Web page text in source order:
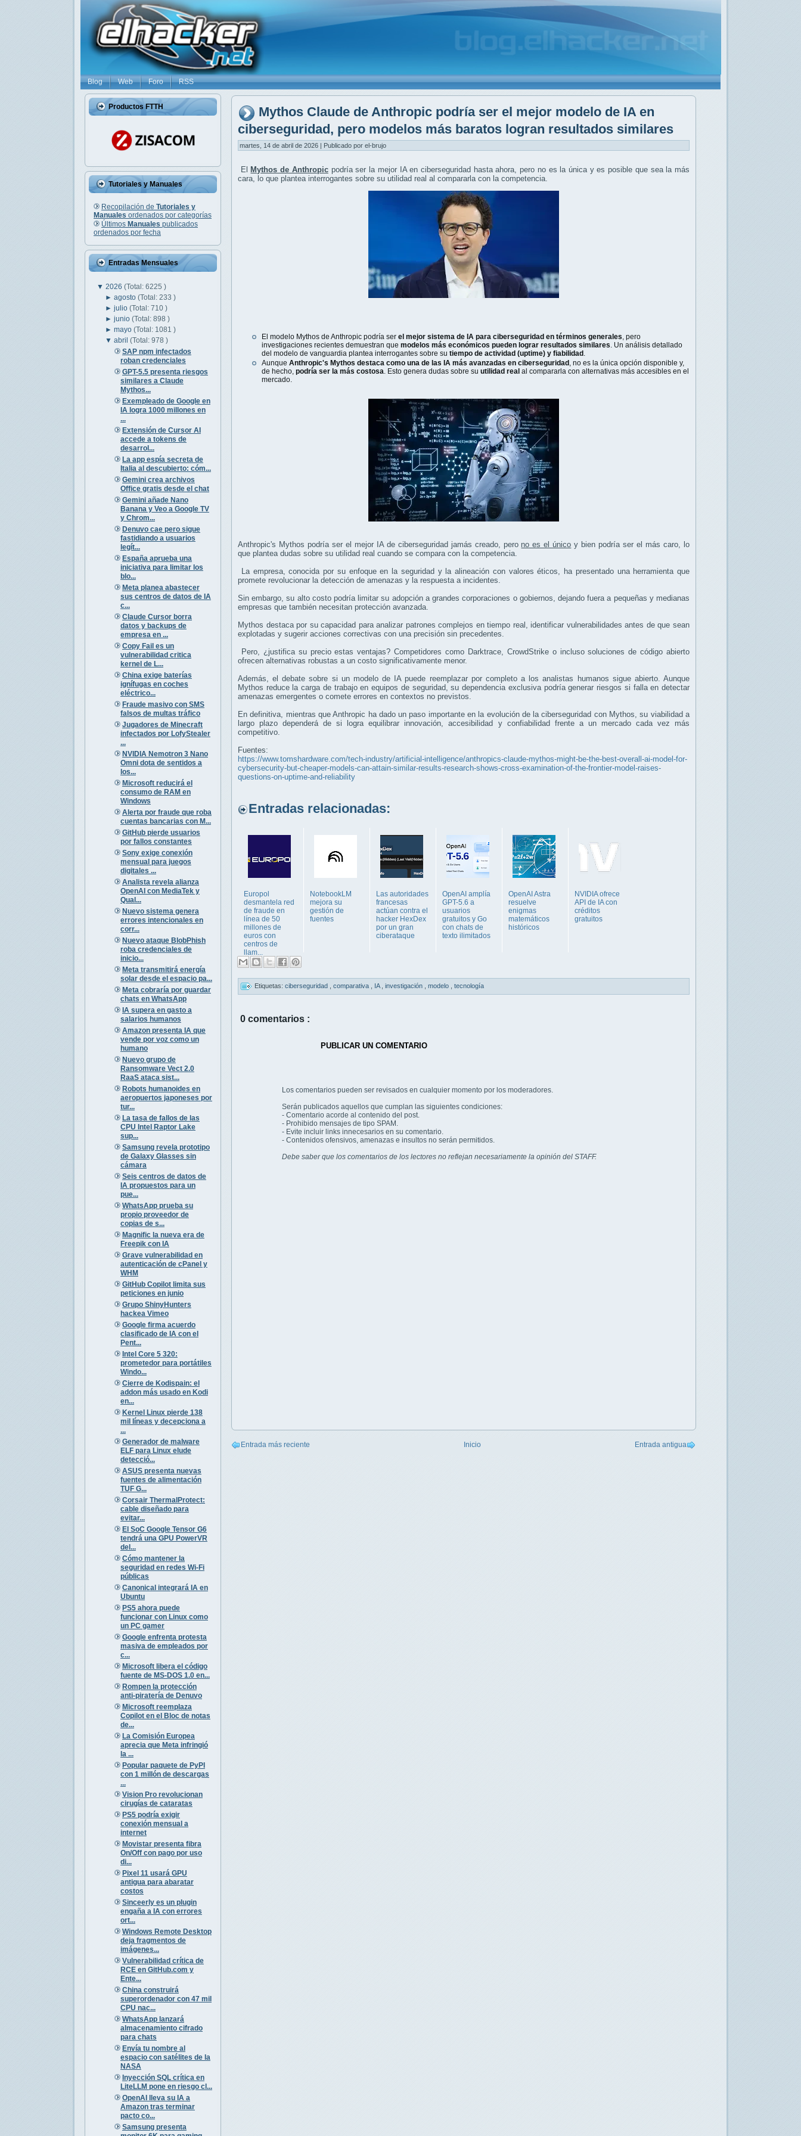
Blog Web Foro RSS
Productos FTTH
Tutoriales y Manuales
Recopilación de Tutoriales y
Manuales ordenados por categorías
Últimos Manuales publicados
ordenados por fecha
Entradas Mensuales
▼ 2026 (Total: 6225 )
►agosto(Total: 233 )
►julio(Total: 710 )
►junio(Total: 898 )
►mayo(Total: 1081 )
▼abril(Total: 978 )
SAP npm infectados
roban credenciales
GPT-5.5 presenta riesgos
similares a Claude
Mythos...
Exempleado de Google en
IA logra 1000 millones en
...
Extensión de Cursor AI
accede a tokens de
desarrol...
La app espía secreta de
Italia al descubierto: cóm...
Gemini crea archivos
Office gratis desde el chat
Gemini añade Nano
Banana y Veo a Google TV
y Chrom...
Denuvo cae pero sigue
fastidiando a usuarios
legít...
España aprueba una
iniciativa para limitar los
blo...
Meta planea abastecer
sus centros de datos de IA
c...
Claude Cursor borra
datos y backups de
empresa en ...
Copy Fail es un
vulnerabilidad critica
kernel de L...
China exige baterías
ignífugas en coches
eléctrico...
Fraude masivo con SMS
falsos de multas tráfico
Jugadores de Minecraft
infectados por LofyStealer
...
NVIDIA Nemotron 3 Nano
Omni dota de sentidos a
los...
Microsoft reducirá el
consumo de RAM en
Windows
Alerta por fraude que roba
cuentas bancarias con M...
GitHub pierde usuarios
por fallos constantes
Sony exige conexión
mensual para juegos
digitales ...
Analista revela alianza
OpenAI con MediaTek y
Qual...
Nuevo sistema genera
errores intencionales en
corr...
Nuevo ataque BlobPhish
roba credenciales de
inicio...
Meta transmitirá energía
solar desde el espacio pa...
Meta cobraría por guardar
chats en WhatsApp
IA supera en gasto a
salarios humanos
Amazon presenta IA que
vende por voz como un
humano
Nuevo grupo de
Ransomware Vect 2.0
RaaS ataca sist...
Robots humanoides en
aeropuertos japoneses por
tur...
La tasa de fallos de las
CPU Intel Raptor Lake
sup...
Samsung revela prototipo
de Galaxy Glasses sin
cámara
Seis centros de datos de
IA propuestos para un
pue...
WhatsApp prueba su
propio proveedor de
copias de s...
Magnific la nueva era de
Freepik con IA
Grave vulnerabilidad en
autenticación de cPanel y
WHM
GitHub Copilot limita sus
peticiones en junio
Grupo ShinyHunters
hackea Vimeo
Google firma acuerdo
clasificado de IA con el
Pent...
Intel Core 5 320:
prometedor para portátiles
Windo...
Cierre de Kodispain: el
addon más usado en Kodi
en...
Kernel Linux pierde 138
mil líneas y decepciona a
...
Generador de malware
ELF para Linux elude
detecció...
ASUS presenta nuevas
fuentes de alimentación
TUF G...
Corsair ThermalProtect:
cable diseñado para
evitar...
El SoC Google Tensor G6
tendrá una GPU PowerVR
del...
Cómo mantener la
seguridad en redes Wi-Fi
públicas
Canonical integrará IA en
Ubuntu
PS5 ahora puede
funcionar con Linux como
un PC gamer
Google enfrenta protesta
masiva de empleados por
c...
Microsoft libera el código
fuente de MS-DOS 1.0 en...
Rompen la protección
anti-piratería de Denuvo
Microsoft reemplaza
Copilot en el Bloc de notas
de...
La Comisión Europea
aprecia que Meta infringió
la ...
Popular paquete de PyPI
con 1 millón de descargas
...
Vision Pro revolucionan
cirugías de cataratas
PS5 podría exigir
conexión mensual a
internet
Movistar presenta fibra
On/Off con pago por uso
di...
Pixel 11 usará GPU
antigua para abaratar
costos
Sinceerly es un plugin
engaña a IA con errores
ort...
Windows Remote Desktop
deja fragmentos de
imágenes...
Vulnerabilidad crítica de
RCE en GitHub.com y
Ente...
China construirá
superordenador con 47 mil
CPU nac...
WhatsApp lanzará
almacenamiento cifrado
para chats
Envía tu nombre al
espacio con satélites de la
NASA
Inyección SQL crítica en
LiteLLM pone en riesgo cl...
OpenAI lleva su IA a
Amazon tras terminar
pacto co...
Samsung presenta
Mythos Claude de Anthropic podría ser el mejor modelo de IA en
ciberseguridad, pero modelos más baratos logran resultados similares
martes, 14 de abril de 2026 | Publicado por el-brujo
El Mythos de Anthropicpodría ser la mejor IA en ciberseguridad hasta ahora, pero no es la única y es posible que sea la más
cara, lo que plantea interrogantes sobre su utilidad real al compararla con la competencia.
El modelo Mythos de Anthropic podría ser el mejor sistema de IA para ciberseguridad en términos generales , pero
investigaciones recientes demuestran que modelos más económicos pueden lograr resultados similares . Un análisis detallado
del modelo de vanguardia plantea interrogantes sobre su tiempo de actividad (uptime) y fiabilidad
Aunque Anthropic's Mythos destaca como una de las IA más avanzadas en ciberseguridad , no es la única opción disponible y,
de hecho, podría ser la más costosa. Esto genera dudas sobre su utilidad real al compararla con alternativas más accesibles en el
mercado.
Anthropic's Mythos podría ser el mejor IA de ciberseguridad jamás creado, pero no es el único y bien podría ser el más caro, lo
que plantea dudas sobre su utilidad real cuando se compara con la competencia.
La empresa, conocida por su enfoque en la seguridad y la alineación con valores éticos, ha presentado una herramienta que
promete revolucionar la detección de amenazas y la respuesta a incidentes.
Sin embargo, su alto costo podría limitar su adopción a grandes corporaciones o gobiernos, dejando fuera a pequeñas y medianas
empresas que también necesitan protección avanzada.
Mythos destaca por su capacidad para analizar patrones complejos en tiempo real, identificar vulnerabilidades antes de que sean
explotadas y sugerir acciones correctivas con una precisión sin precedentes.
Pero, ¿justifica su precio estas ventajas? Competidores como Darktrace, CrowdStrike o incluso soluciones de código abierto
ofrecen alternativas robustas a un costo significativamente menor.
Además, el debate sobre si un modelo de IA puede reemplazar por completo a los analistas humanos sigue abierto. Aunque
Mythos reduce la carga de trabajo en equipos de seguridad, su dependencia exclusiva podría generar riesgos si falla en detectar
amenazas emergentes o comete errores en contextos no previstos.
En definitiva, mientras que Anthropic ha dado un paso importante en la evolución de la ciberseguridad con Mythos, su viabilidad a
largo plazo dependerá de si logra equilibrar innovación, accesibilidad y confiabilidad frente a un mercado cada vez más
competitivo.
Fuentes:
https://www.tomshardware.com/tech-industry/artificial-intelligence/anthropics-claude-mythos-might-be-the-best-overall-ai-model-for-
cybersecurity-but-cheaper-models-can-attain-similar-results-research-shows-cross-examination-of-the-frontier-model-raises-
questions-on-uptime-and-reliability
Entradas relacionadas:
Europol
desmantela red
de fraude en
línea de 50
millones de
euros con
centros de
llam...
NotebookLM
mejora su
gestión de
fuentes
Las autoridades
francesas
actúan contra el
hacker HexDex
por un gran
ciberataque
OpenAI amplía
GPT-5.6 a
usuarios
gratuitos y Go
con chats de
texto ilimitados
OpenAI Astra
resuelve
enigmas
matemáticos
históricos
NVIDIA ofrece
API de IA con
créditos
gratuitos
Etiquetas: ciberseguridad comparativa IA investigación modelo tecnología
0 comentarios :
PUBLICAR UN COMENTARIO
Los comentarios pueden ser revisados en cualquier momento por los moderadores.
Serán publicados aquellos que cumplan las siguientes condiciones:
- Comentario acorde al contenido del post.
- Prohibido mensajes de tipo SPAM.
- Evite incluir links innecesarios en su comentario.
- Contenidos ofensivos, amenazas e insultos no serán permitidos.
Debe saber que los comentarios de los lectores no reflejan necesariamente la opinión del STAFF.
Entrada más reciente Entrada antigua
Inicio